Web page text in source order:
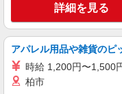
アルバイト パート 職業紹介
株式会社トラストグロー
デイサ
時
詳細を見る
アパレル用品や雑貨のピ
時給 1,200円〜1,500
柏市